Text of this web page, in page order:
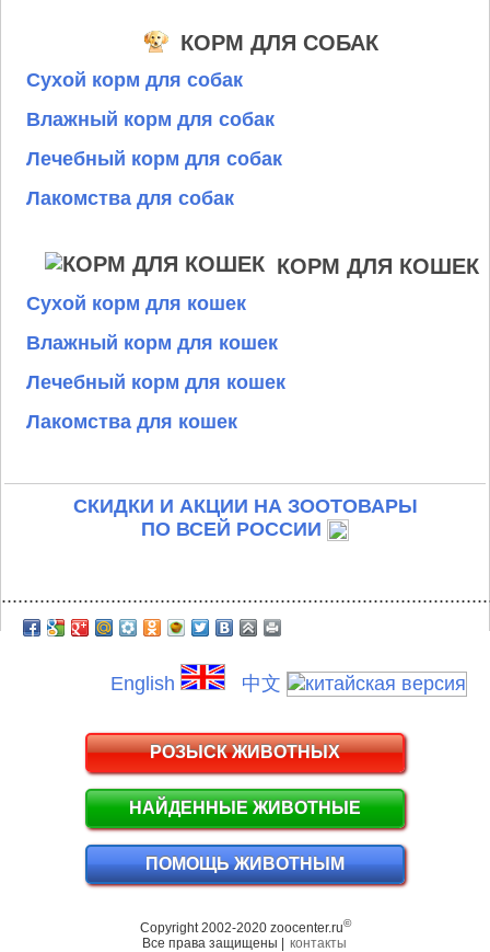
КОРМ ДЛЯ СОБАК
Сухой корм для собак
Влажный корм для собак
Лечебный корм для собак
Лакомства для собак
КОРМ ДЛЯ КОШЕК
Сухой корм для кошек
Влажный корм для кошек
Лечебный корм для кошек
Лакомства для кошек
СКИДКИ И АКЦИИ НА ЗООТОВАРЫ
ПО ВСЕЙ РОССИИ
English 中文
РОЗЫСК ЖИВОТНЫХ
НАЙДЕННЫЕ ЖИВОТНЫЕ
ПОМОЩЬ ЖИВОТНЫМ
Copyright 2002-2020 zoocenter.ru©
Все права защищены | контакты